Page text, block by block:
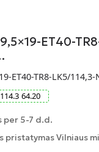
ET40-
ET40-TR8-LK5/114,3-
114.3 64.20
per 5-7 d.d.
pristatymas Vilniaus